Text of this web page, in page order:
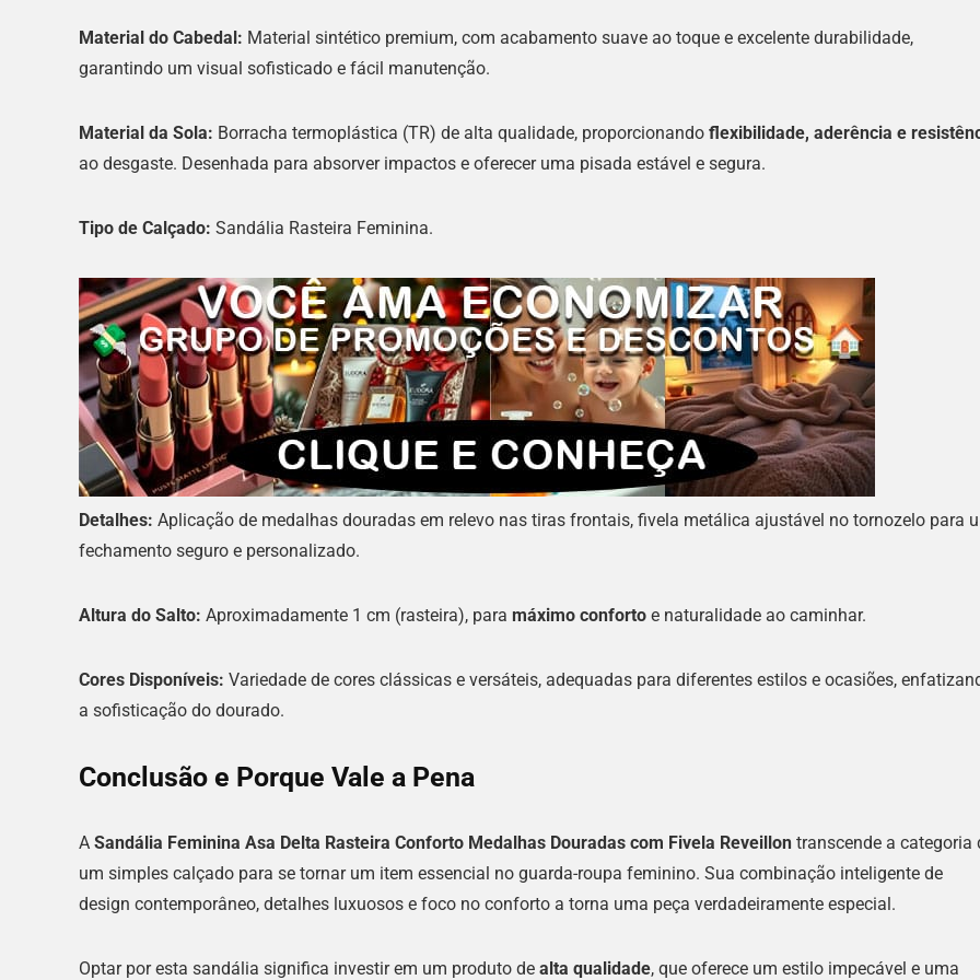
Material do Cabedal: Material sintético premium, com acabamento suave ao toque e excelente durabilidade,
garantindo um visual sofisticado e fácil manutenção.
Material da Sola: Borracha termoplástica (TR) de alta qualidade, proporcionando flexibilidade, aderência e
ao desgaste. Desenhada para absorver impactos e oferecer uma pisada estável e segura.
Tipo de Calçado: Sandália Rasteira Feminina.
Detalhes: Aplicação de medalhas douradas em relevo nas tiras frontais, fivela metálica ajustável no tornozelo para
fechamento seguro e personalizado.
Altura do Salto: Aproximadamente 1 cm (rasteira), para máximo conforto e naturalidade ao caminhar.
Cores Disponíveis: Variedade de cores clássicas e versáteis, adequadas para diferentes estilos e ocasiões,
a sofisticação do dourado.
Conclusão e Porque Vale a Pena
A Sandália Feminina Asa Delta Rasteira Conforto Medalhas Douradas com Fivela Reveillon transcende a categoria
um simples calçado para se tornar um item essencial no guarda-roupa feminino. Sua combinação inteligente de
design contemporâneo, detalhes luxuosos e foco no conforto a torna uma peça verdadeiramente especial.
Optar por esta sandália significa investir em um produto de alta qualidade, que oferece um estilo impecável e uma